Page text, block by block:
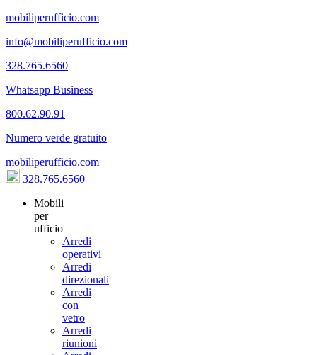
mobiliperufficio.com
info@mobiliperufficio.com
328.765.6560
Whatsapp Business
800.62.90.91
Numero verde gratuito
mobiliperufficio.com
328.765.6560
Mobili
per
ufficio
Arredi
operativi
Arredi
direzionali
Arredi
con
vetro
Arredi
riunioni